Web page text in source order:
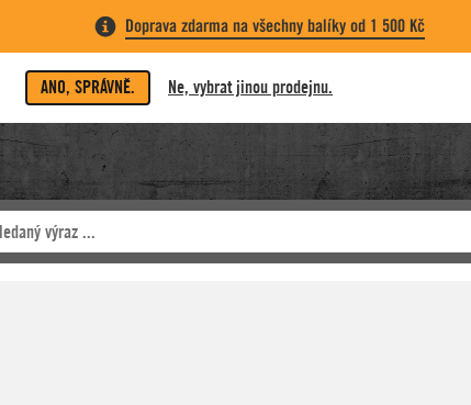
Doprava zdarma na všechny balíky od 1 500 Kč
ANO, SPRÁVNĚ. Ne, vybrat jinou prodejnu.